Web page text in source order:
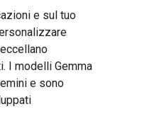
e sul tuo
I modelli Gemma
e sono